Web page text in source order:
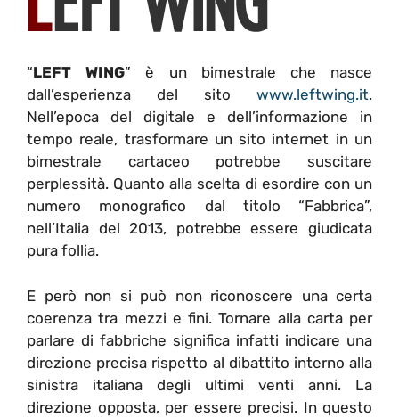
“LEFT WING” è un bimestrale che nasce
dall’esperienza del sito www.leftwing.it.
Nell’epoca del digitale e dell’informazione in
tempo reale, trasformare un sito internet in un
bimestrale cartaceo potrebbe suscitare
perplessità. Quanto alla scelta di esordire con un
numero monografico dal titolo “Fabbrica”,
nell’Italia del 2013, potrebbe essere giudicata
pura follia.
E però non si può non riconoscere una certa
coerenza tra mezzi e fini. Tornare alla carta per
parlare di fabbriche significa infatti indicare una
direzione precisa rispetto al dibattito interno alla
sinistra italiana degli ultimi venti anni. La
direzione opposta, per essere precisi. In questo